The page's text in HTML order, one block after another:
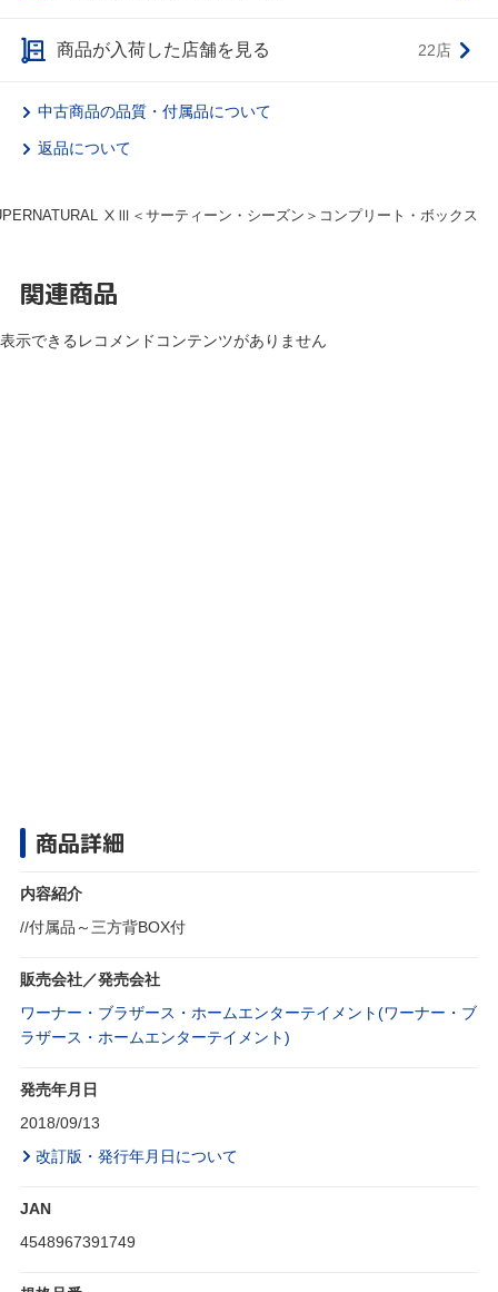
商品が入荷した店舗を見る 22店
中古商品の品質・付属品について
返品について
ⅩⅢ＜サーティーン・シーズン＞コンプリート・ボックス
関連商品
表示できるレコメンドコンテンツがありません
商品詳細
内容紹介
//付属品～三方背BOX付
販売会社／発売会社
ワーナー・ブラザース・ホームエンターテイメント(ワーナー・ブ
ラザース・ホームエンターテイメント)
発売年月日
2018/09/13
改訂版・発行年月日について
JAN
4548967391749